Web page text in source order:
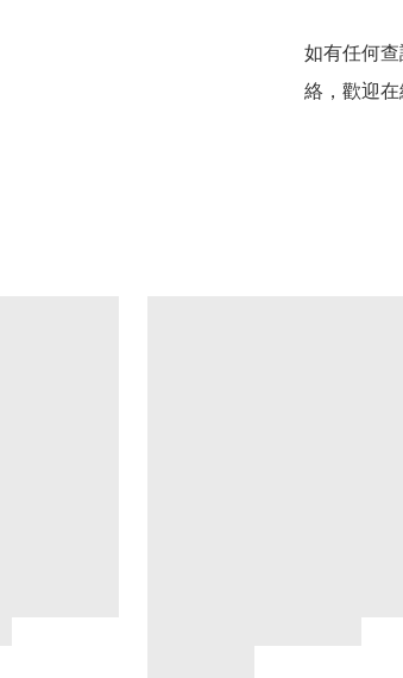
如有任何
絡，歡迎在